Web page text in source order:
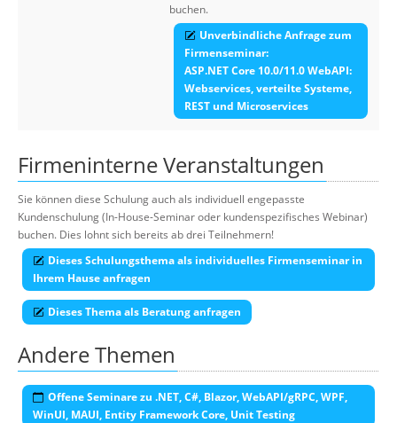
buchen.
Unverbindliche Anfrage zum
Firmenseminar:
ASP.NET Core 10.0/11.0 WebAPI:
Webservices, verteilte Systeme,
REST und Microservices
Firmeninterne Veranstaltungen
Sie können diese Schulung auch als individuell engepasste
Kundenschulung (In-House-Seminar oder kundenspezifisches Webinar)
buchen. Dies lohnt sich bereits ab drei Teilnehmern!
Dieses Schulungsthema als individuelles Firmenseminar in
Ihrem Hause anfragen
Dieses Thema als Beratung anfragen
Andere Themen
Offene Seminare zu .NET, C#, Blazor, WebAPI/gRPC, WPF,
WinUI, MAUI, Entity Framework Core, Unit Testing